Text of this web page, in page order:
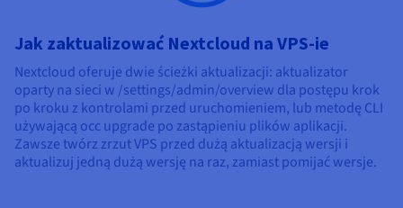
Jak zaktualizować Nextcloud na VPS-ie
Nextcloud oferuje dwie ścieżki aktualizacji: aktualizator
oparty na sieci w /settings/admin/overview dla postępu krok
po kroku z kontrolami przed uruchomieniem, lub metodę CLI
używającą occ upgrade po zastąpieniu plików aplikacji.
Zawsze twórz zrzut VPS przed dużą aktualizacją wersji i
aktualizuj jedną dużą wersję na raz, zamiast pomijać wersje.